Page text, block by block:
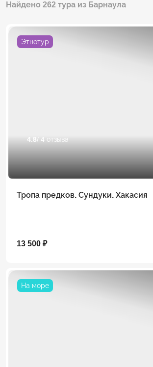
Найдено 262 тура из Барнаула
Этнотур
4.8/ 4 отзыва
Тропа предков. Сундуки. Хакасия
13 500 ₽
На море